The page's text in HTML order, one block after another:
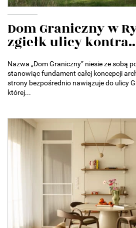
Dom Graniczny w
zgiełk ulicy
Nazwa „Dom Graniczny” niesie ze sobą
stanowiąc fundament całej koncepcji
strony bezpośrednio nawiązuje do ulicy
której...